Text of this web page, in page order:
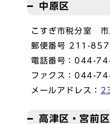
中原区
こすぎ市税分室 市
郵便番号 211-
電話番号：044-
ファクス：044-
メールアドレス：
高津区・宮前区